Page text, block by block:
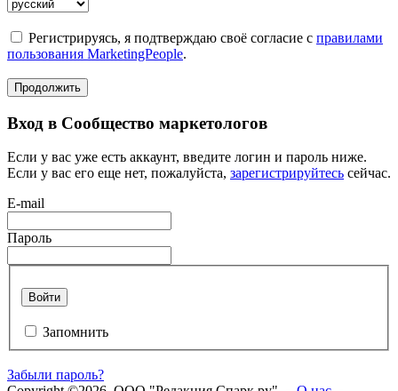
Регистрируясь, я подтверждаю своё согласие с правилами
пользования MarketingPeople.
Продолжить
Вход в Сообщество маркетологов
Если у вас уже есть аккаунт, введите логин и пароль ниже.
Если у вас его еще нет, пожалуйста, зарегистрируйтесь сейчас.
E-mail
Пароль
Войти
Запомнить
Забыли пароль?